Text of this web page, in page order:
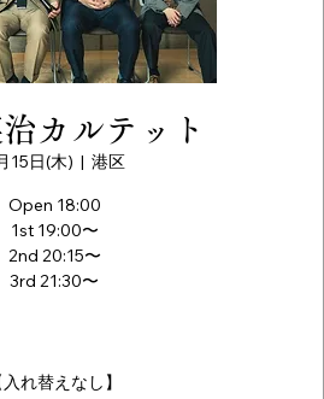
カルテット
15日(木)
  |
港区
Open 18:00
1st 19:00〜
2nd 20:15〜
3rd 21:30〜
入れ替えなし】